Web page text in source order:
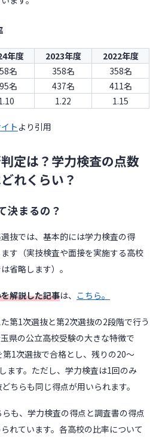
年度 2023年度
2022年度
名 358名
358名
名 437名
411名
1.22 1.15
ト より引用
定は？学力検査の点数
れくらい？
決まるの？
抜では、基本的には学力検査の得
す（実技検査や面接を実施する高校
省略します）。
解説した記事は、 こちら。
第1次選抜と第2次選抜の2段階で行う
県の公立高校受験の大きな特徴で
1次選抜で合格とし、残りの20〜
ます。ただし、学力検査は1回のみ
ちらも同じ得点が用いられます。
も、学力検査の得点と調査書の得点
れています。各高校の比率について